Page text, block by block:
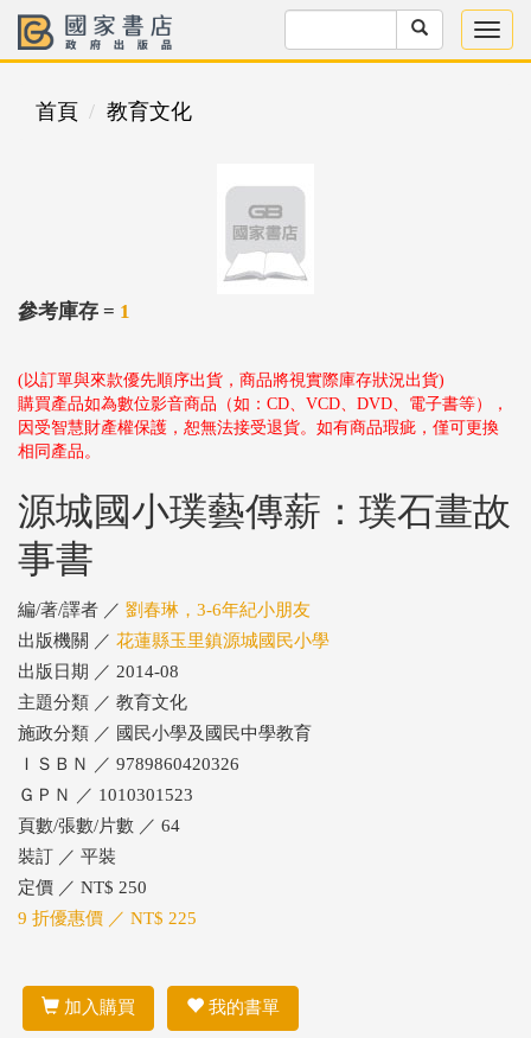
首頁 教育文化
參考庫存 = 1
(以訂單與來款優先順序出貨，商品將視實際庫存狀況出貨)
購買產品如為數位影音商品（如：CD、VCD、DVD、電子書等），
因受智慧財產權保護，恕無法接受退貨。如有商品瑕疵，僅可更換
相同產品。
源城國小璞藝傳薪：璞石畫故
事書
編/著/譯者 ／ 劉春琳，3-6年紀小朋友
出版機關 ／ 花蓮縣玉里鎮源城國民小學
出版日期 ／ 2014-08
主題分類 ／ 教育文化
施政分類 ／ 國民小學及國民中學教育
ＩＳＢＮ ／ 9789860420326
ＧＰＮ ／ 1010301523
頁數/張數/片數 ／ 64
裝訂 ／ 平裝
定價 ／ NT$ 250
9 折優惠價 ／ NT$ 225
加入購買 我的書單